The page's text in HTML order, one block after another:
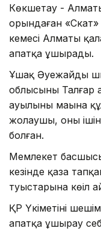
Көкшетау -
орындаған
кемесі Алматы
апатқа ұшырады.
Ұшақ Әуежайдың
облысының
ауылының маңына
жолаушы, оның
болған.
Мемлекет
кезінде қаза
туыстарына көңіл
ҚР Үкіметінің
апатқа ұшырау